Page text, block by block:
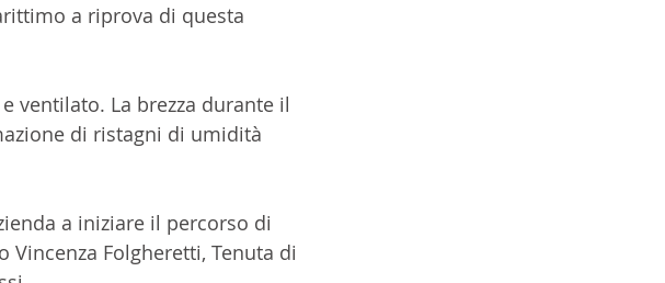
a riprova di questa
ventilato. La brezza durante il
di ristagni di umidità
a iniziare il percorso di
Vincenza Folgheretti, Tenuta di